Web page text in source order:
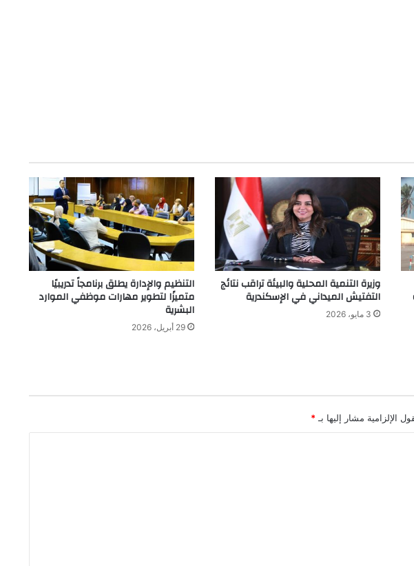
وزيرة التنمية المحلية والبيئة تراقب نتائج
التفتيش الميداني في الإسكندرية
3 مايو، 2026
التنظيم والإدارة يطلق برنامجاً تدريبيًا
متميزًا لتطوير مهارات موظفي الموارد
البشرية
29 أبريل، 2026
الإلزامية مشار إليها بـ *